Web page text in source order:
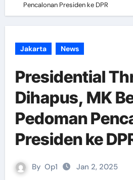
Pencalonan Presiden ke DPR
Jakarta News
Presidential
Dihapus, MK
Pedoman
Presiden ke
By Op1 Jan 2, 2025